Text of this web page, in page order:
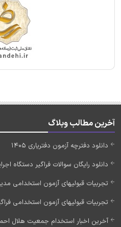
آخرین مطالب وبلاگ
دانلود دفترچه آزمون دفتریاری 1405
دانلود رایگان سوالات فراگیر دستگاه
تجربیات قبولیهای آزمون استخدامی
تجربیات قبولیهای آزمون استخدامی
آخرین اخبار استخدام جمعیت هلال احمر 1405 (به